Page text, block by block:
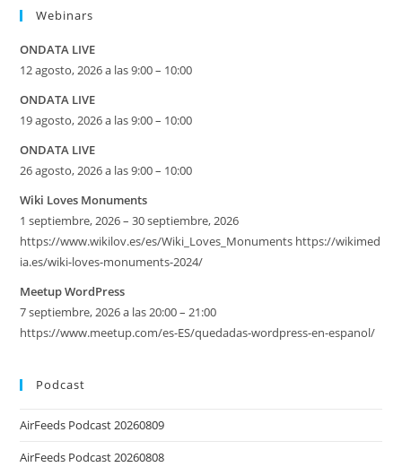
Webinars
ONDATA LIVE
12 agosto, 2026 a las 9:00 – 10:00
ONDATA LIVE
19 agosto, 2026 a las 9:00 – 10:00
ONDATA LIVE
26 agosto, 2026 a las 9:00 – 10:00
Wiki Loves Monuments
1 septiembre, 2026 – 30 septiembre, 2026
https://www.wikilov.es/es/Wiki_Loves_Monuments https://wikimed
ia.es/wiki-loves-monuments-2024/
Meetup WordPress
7 septiembre, 2026 a las 20:00 – 21:00
https://www.meetup.com/es-ES/quedadas-wordpress-en-espanol/
Podcast
AirFeeds Podcast 20260809
AirFeeds Podcast 20260808